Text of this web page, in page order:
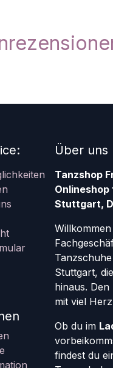
Über uns
Tanzshop
Stuttgart,
Stuttgart,
hinaus.
mit viel
Ob du im
findest du